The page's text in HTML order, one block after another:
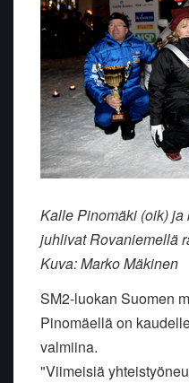
Kalle Pinomäki (oik)
juhlivat Rovaniemellä
Kuva: Marko Mäkinen
SM2-luokan Suomen
Pinomäellä on
valmiina.
"Viimeisiä